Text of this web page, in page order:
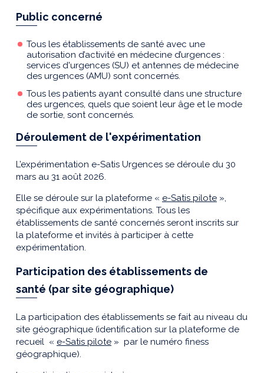
Public concerné
Tous les établissements de santé avec une
autorisation d’activité en médecine d’urgences :
services d'urgences (SU) et antennes de médecine
des urgences (AMU) sont concernés.
Tous les patients ayant consulté dans une structure
des urgences, quels que soient leur âge et le mode
de sortie, sont concernés.
Déroulement de l'expérimentation
L’expérimentation e-Satis Urgences se déroule du 30
mars au 31 août 2026.
Elle se déroule sur la plateforme « e-Satis pilote »,
spécifique aux expérimentations. Tous les
établissements de santé concernés seront inscrits sur
la plateforme et invités à participer à cette
expérimentation.
Participation des établissements de
santé (par site géographique)
La participation des établissements se fait au niveau du
site géographique (identification sur la plateforme de
recueil « e-Satis pilote » par le numéro finess
géographique).